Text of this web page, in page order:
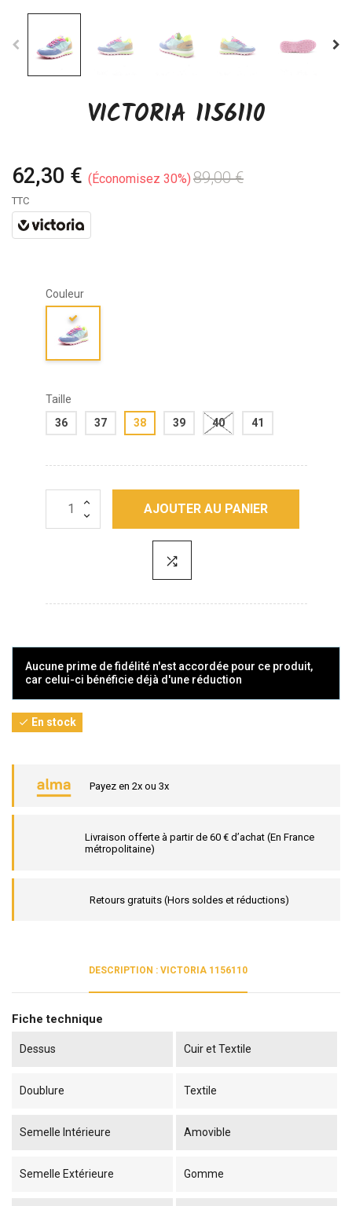
VICTORIA 1156110
62,30 € Économisez 30% 89,00 €
TTC
Couleur
Taille
36
37 38 39 40 41
AJOUTER AU PANIER
Aucune prime de fidélité n'est accordée pour ce produit,
car celui-ci bénéficie déjà d'une réduction
 En stock
Payez en 2x ou 3x
Livraison offerte à partir de 60 € d’achat (En France
métropolitaine)
Retours gratuits (Hors soldes et réductions)
DESCRIPTION : VICTORIA 1156110
Fiche technique
Dessus Cuir et Textile
Doublure Textile
Semelle Intérieure Amovible
Semelle Extérieure Gomme